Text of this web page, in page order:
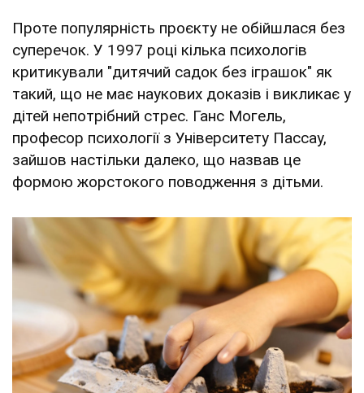
Проте популярність проєкту не обійшлася без
суперечок. У 1997 році кілька психологів
критикували "дитячий садок без іграшок" як
такий, що не має наукових доказів і викликає у
дітей непотрібний стрес. Ганс Могель,
професор психології з Університету Пассау,
зайшов настільки далеко, що назвав це
формою жорстокого поводження з дітьми.